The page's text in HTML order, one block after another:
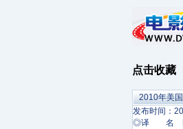
点击收藏
2010年美
发布时间：
◎译 名